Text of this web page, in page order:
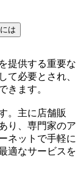
は
提供する重要な
て必要とされ、
きます。
。主に店舗販
り、専門家のア
ネットで手軽に
適なサービスを